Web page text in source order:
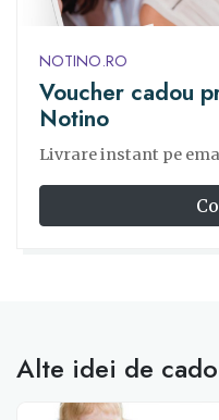
NOTINO.RO
Voucher cadou
Notino
Livrare instant pe
Alte idei de